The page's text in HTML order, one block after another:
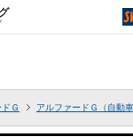
Ｇ アルファードＧ（自動車